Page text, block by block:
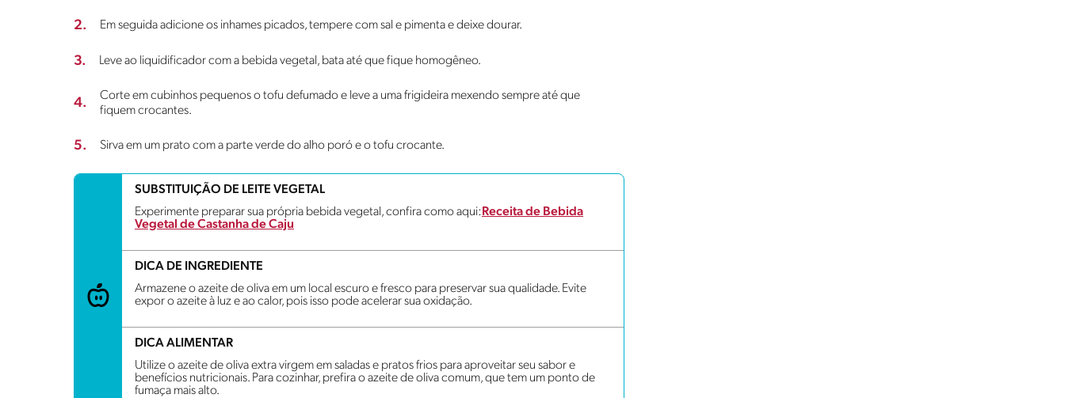
2. Em seguida adicione os inhames picados, tempere com sal e pimenta e deixe dourar.
3. Leve ao liquidificador com a bebida vegetal, bata até que fique homogêneo.
4.
Corte em cubinhos pequenos o tofu defumado e leve a uma frigideira mexendo sempre até que
fiquem crocantes.
5. Sirva em um prato com a parte verde do alho poró e o tofu crocante.
SUBSTITUIÇÃO DE LEITE VEGETAL
Experimente preparar sua própria bebida vegetal, confira como aqui: Receita de Bebida
Vegetal de Castanha de Caju
DICA DE INGREDIENTE
Armazene o azeite de oliva em um local escuro e fresco para preservar sua qualidade. Evite
expor o azeite à luz e ao calor, pois isso pode acelerar sua oxidação.
DICA ALIMENTAR
Utilize o azeite de oliva extra virgem em saladas e pratos frios para aproveitar seu sabor e
benefícios nutricionais. Para cozinhar, prefira o azeite de oliva comum, que tem um ponto de
fumaça mais alto.